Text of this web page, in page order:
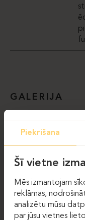
GALERIJA
Piekrišana
Šī vietne
Mēs izmantojam
reklāmas,
analizētu mūsu
par jūsu vietnes